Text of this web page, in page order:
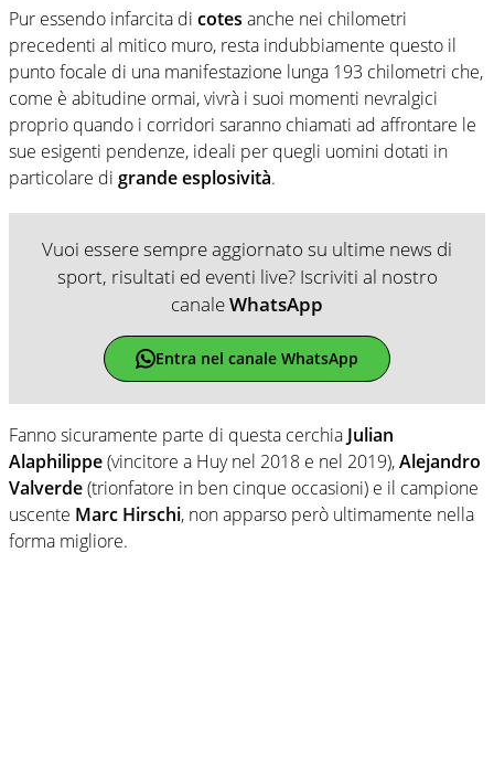
Pur essendo infarcita di cotes anche nei chilometri
precedenti al mitico muro, resta indubbiamente questo il
punto focale di una manifestazione lunga 193 chilometri che,
come è abitudine ormai, vivrà i suoi momenti nevralgici
proprio quando i corridori saranno chiamati ad affrontare le
sue esigenti pendenze, ideali per quegli uomini dotati in
particolare di grande esplosività.
Vuoi essere sempre aggiornato su ultime news di
sport, risultati ed eventi live? Iscriviti al nostro
canaleWhatsApp
Entra nel canale WhatsApp
Fanno sicuramente parte di questa cerchia Julian
Alaphilippe(vincitore a Huy nel 2018 e nel 2019),Alejandro
Valverde(trionfatore in ben cinque occasioni) e il campione
uscente Marc Hirschi, non apparso però ultimamente nella
forma migliore.